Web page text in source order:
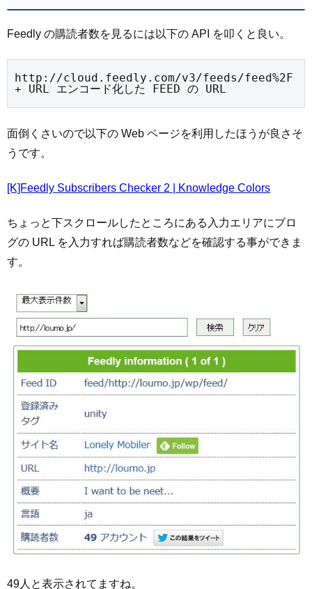
Feedly の購読者数を見るには以下の API を叩くと良い。
http://cloud.feedly.com/v3/feeds/feed%2F
+ URL エンコード化した FEED の URL
面倒くさいので以下の Web ページを利用したほうが良さそ
うです。
[K]Feedly Subscribers Checker 2 | Knowledge Colors
ちょっと下スクロールしたところにある入力エリアにブロ
グの URL を入力すれば購読者数などを確認する事ができま
す。
49人と表示されてますね。